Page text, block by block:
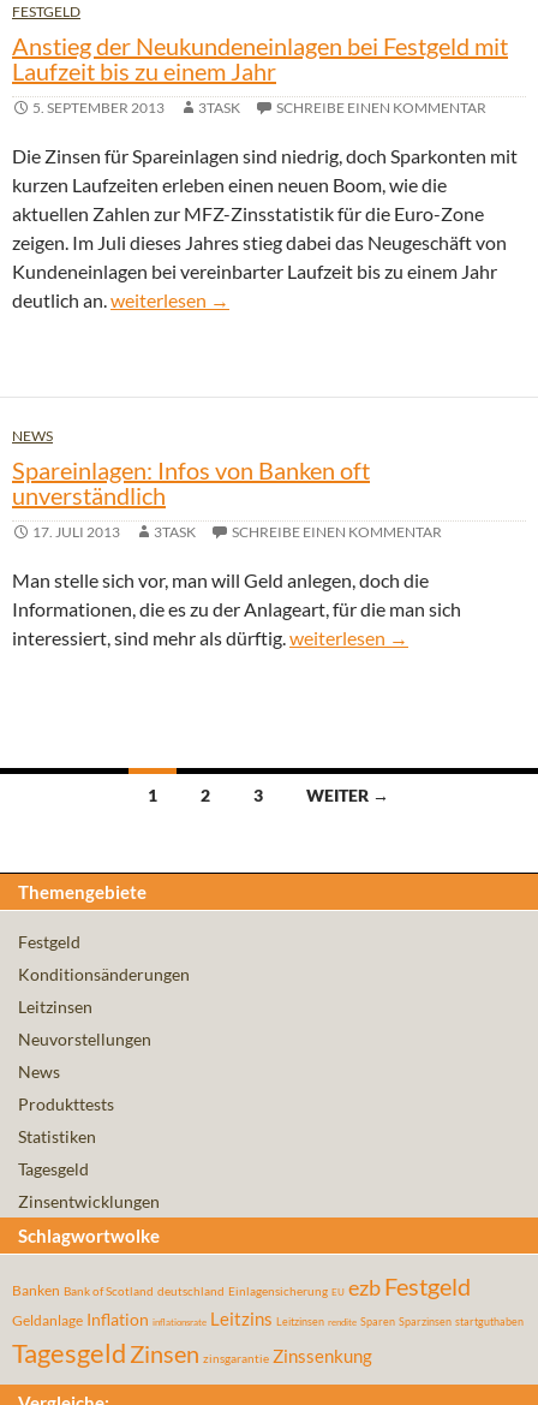
FESTGELD
Anstieg der Neukundeneinlagen bei Festgeld mit
Laufzeit bis zu einem Jahr
5. SEPTEMBER 2013 3TASK SCHREIBE EINEN KOMMENTAR
Die Zinsen für Spareinlagen sind niedrig, doch Sparkonten mit
kurzen Laufzeiten erleben einen neuen Boom, wie die
aktuellen Zahlen zur MFZ-Zinsstatistik für die Euro-Zone
zeigen. Im Juli dieses Jahres stieg dabei das Neugeschäft von
Kundeneinlagen bei vereinbarter Laufzeit bis zu einem Jahr
deutlich an.Anstieg der Neukundeneinlagen bei Festgeld mit
weiterlesen →
NEWS
Spareinlagen: Infos von Banken oft
unverständlich
17. JULI 2013 3TASK SCHREIBE EINEN KOMMENTAR
Man stelle sich vor, man will Geld anlegen, doch die
Informationen, die es zu der Anlageart, für die man sich
interessiert, sind mehr als dürftig.Spareinlagen: Infos von
weiterlesen →
Beitragsnavigation
1 2 3 WEITER →
Themengebiete
Festgeld
Konditionsänderungen
Leitzinsen
Neuvorstellungen
News
Produkttests
Statistiken
Tagesgeld
Zinsentwicklungen
Schlagwortwolke
Banken Bank of Scotland deutschland Einlagensicherung EU ezbFestgeld
Geldanlage Inflation inflationsrate Leitzins Leitzinsen rendite Sparen Sparzinsen startguthaben
Tagesgeld Zinsen zinsgarantie Zinssenkung